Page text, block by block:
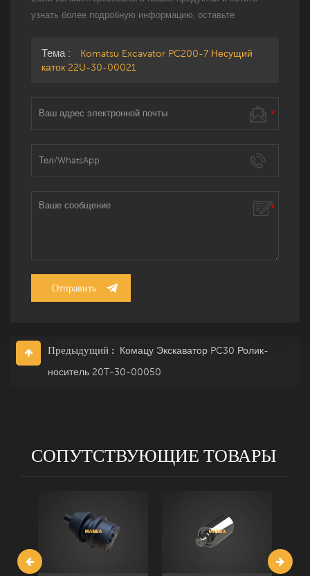
узнать более подробную информацию, оставьте
сможем.
Тема :
Komatsu Excavator PC200-7 Несущий
каток 22U-30-00021
Предыдущий : Комацу Экскаватор PC30 Ролик-
носитель 20T-30-00050
СОПУТСТВУЮЩИЕ ТОВАРЫ